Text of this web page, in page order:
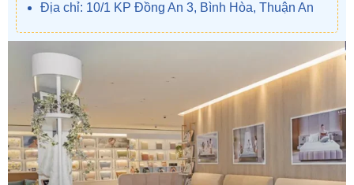
Địa chỉ: 10/1 KP Đồng An 3, Bình Hòa, Thuận An